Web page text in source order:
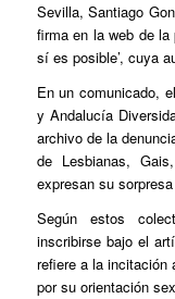
Sevilla,Santiago
firma en la web de
sí es posible’, cuya
En un comunicado,
y Andalucía
archivo de la
de Lesbianas,
expresan su
Según estos
inscribirse bajo el
refiere a la incitación
por su orientación